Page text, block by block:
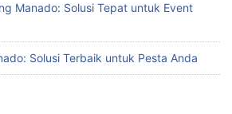
Manado: Solusi Tepat untuk Event
Solusi Terbaik untuk Pesta Anda